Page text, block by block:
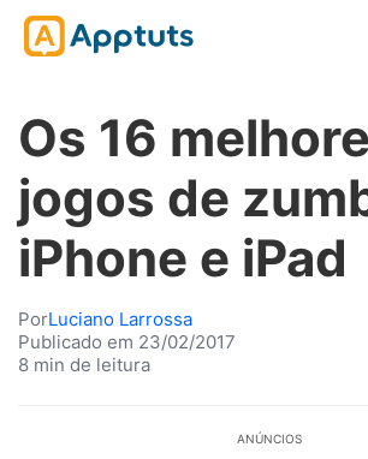
Os 16
jogos de
iPhone e iPad
PorLuciano Larrossa
Publicado em 23/02/2017
8 min de leitura
ANÚNCIOS